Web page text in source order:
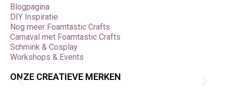
Blogpagina
DIY Inspiratie
Nog meer Foamtastic Crafts
Carnaval met Foamtastic Crafts
Schmink & Cosplay
Workshops & Events
ONZE CREATIEVE MERKEN